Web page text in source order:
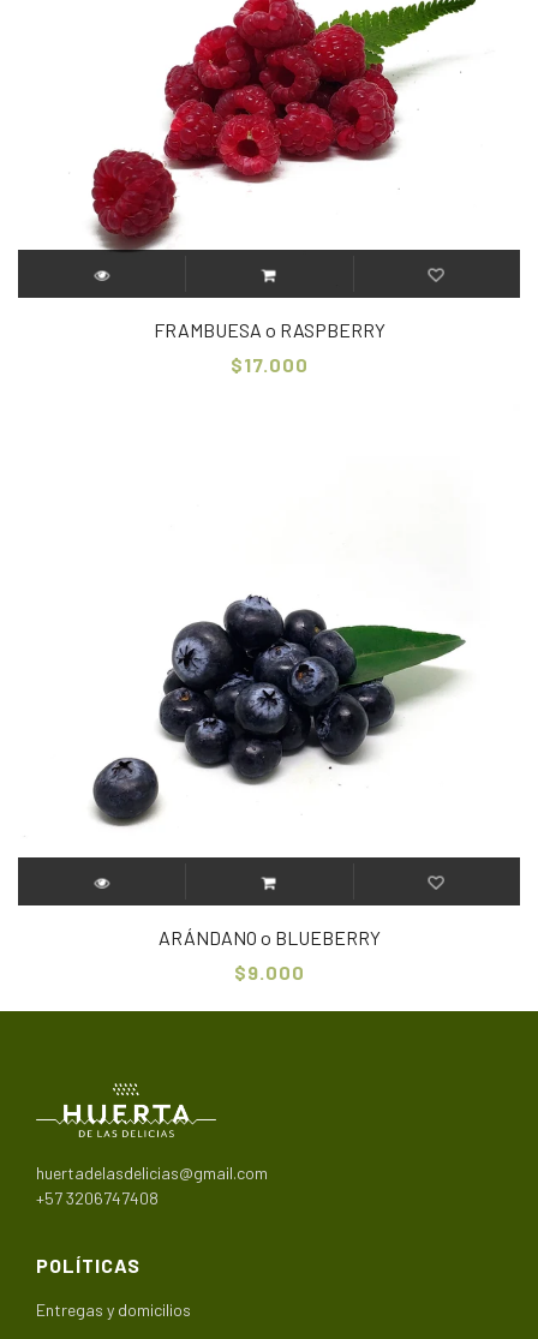
FRAMBUESA o RASPBERRY
$17.000
ARÁNDANO o BLUEBERRY
$9.000
huertadelasdelicias@gmail.com
+57 3206747408
POLÍTICAS
Entregas y domicilios